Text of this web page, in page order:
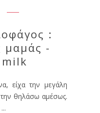
:
μαμάς -
milk
είχα την μεγάλη
θηλάσω αμέσως.